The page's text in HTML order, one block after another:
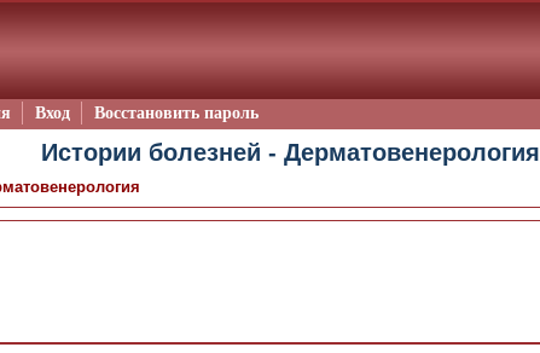
Вход Восстановить пароль
Истории болезней - Дерматовенерология